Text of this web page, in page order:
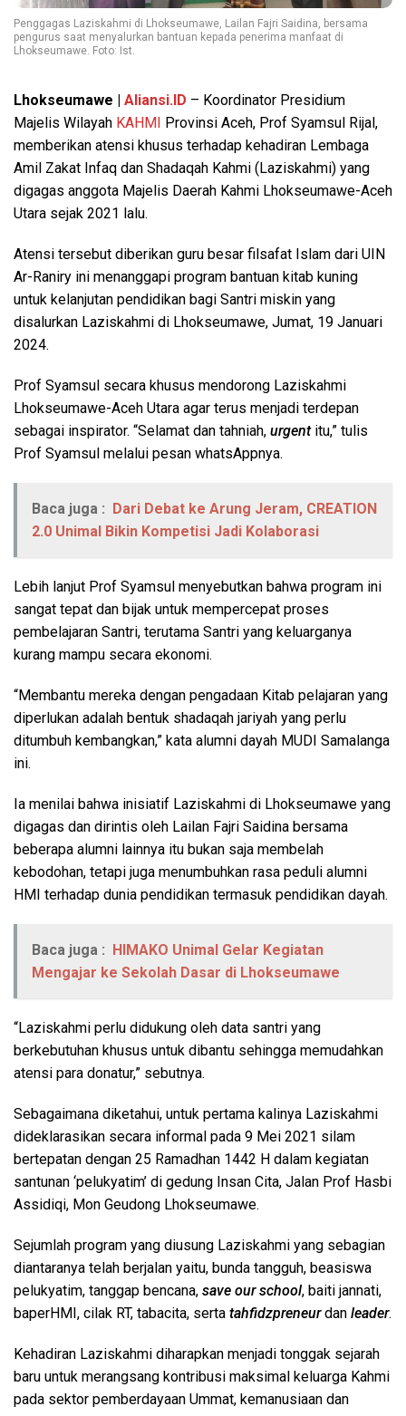
Penggagas Laziskahmi di Lhokseumawe, Lailan Fajri Saidina, bersama
pengurus saat menyalurkan bantuan kepada penerima manfaat di
Lhokseumawe. Foto: Ist.
Lhokseumawe | Aliansi.ID – Koordinator Presidium
Majelis Wilayah KAHMI Provinsi Aceh, Prof Syamsul Rijal,
memberikan atensi khusus terhadap kehadiran Lembaga
Amil Zakat Infaq dan Shadaqah Kahmi (Laziskahmi) yang
digagas anggota Majelis Daerah Kahmi Lhokseumawe-Aceh
Utara sejak 2021 lalu.
Atensi tersebut diberikan guru besar filsafat Islam dari UIN
Ar-Raniry ini menanggapi program bantuan kitab kuning
untuk kelanjutan pendidikan bagi Santri miskin yang
disalurkan Laziskahmi di Lhokseumawe, Jumat, 19 Januari
2024.
Prof Syamsul secara khusus mendorong Laziskahmi
Lhokseumawe-Aceh Utara agar terus menjadi terdepan
sebagai inspirator. “Selamat dan tahniah, urgentitu,” tulis
Prof Syamsul melalui pesan whatsAppnya.
Baca juga : Dari Debat ke Arung Jeram, CREATION
2.0 Unimal Bikin Kompetisi Jadi Kolaborasi
Lebih lanjut Prof Syamsul menyebutkan bahwa program ini
sangat tepat dan bijak untuk mempercepat proses
pembelajaran Santri, terutama Santri yang keluarganya
kurang mampu secara ekonomi.
“Membantu mereka dengan pengadaan Kitab pelajaran yang
diperlukan adalah bentuk shadaqah jariyah yang perlu
ditumbuh kembangkan,” kata alumni dayah MUDI Samalanga
ini.
Ia menilai bahwa inisiatif Laziskahmi di Lhokseumawe yang
digagas dan dirintis oleh Lailan Fajri Saidina bersama
beberapa alumni lainnya itu bukan saja membelah
kebodohan, tetapi juga menumbuhkan rasa peduli alumni
HMI terhadap dunia pendidikan termasuk pendidikan dayah.
Baca juga : HIMAKO Unimal Gelar Kegiatan
Mengajar ke Sekolah Dasar di Lhokseumawe
“Laziskahmi perlu didukung oleh data santri yang
berkebutuhan khusus untuk dibantu sehingga memudahkan
atensi para donatur,” sebutnya.
Sebagaimana diketahui, untuk pertama kalinya Laziskahmi
dideklarasikan secara informal pada 9 Mei 2021 silam
bertepatan dengan 25 Ramadhan 1442 H dalam kegiatan
santunan ‘pelukyatim’ di gedung Insan Cita, Jalan Prof Hasbi
Assidiqi, Mon Geudong Lhokseumawe.
Sejumlah program yang diusung Laziskahmi yang sebagian
diantaranya telah berjalan yaitu, bunda tangguh, beasiswa
pelukyatim, tanggap bencana, save our school, baiti jannati,
baperHMI, cilak RT, tabacita, serta tahfidzpreneurdan leader.
Kehadiran Laziskahmi diharapkan menjadi tonggak sejarah
baru untuk merangsang kontribusi maksimal keluarga Kahmi
pada sektor pemberdayaan Ummat, kemanusiaan dan